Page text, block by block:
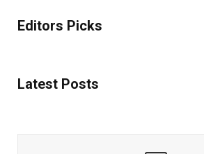
Editors Picks
Latest Posts